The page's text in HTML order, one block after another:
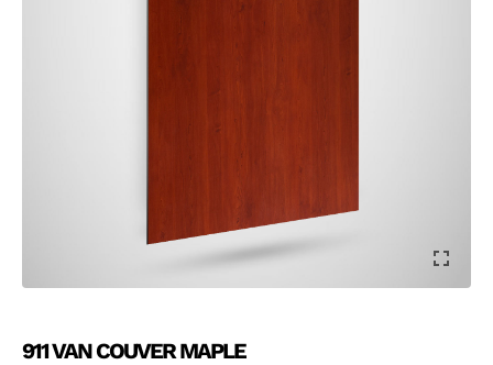
911 VAN COUVER MAPLE